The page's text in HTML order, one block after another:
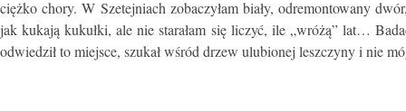
ciężko chory. W Szetejniach zobaczyłam biały, odremontowany
jak kukają kukułki, ale nie starałam się liczyć, ile „wróżą” lat…
odwiedził to miejsce, szukał wśród drzew ulubionej leszczyny i nie